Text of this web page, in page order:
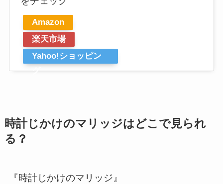
Amazon
楽天市場
Yahoo!ショッピン
グ
時計じかけのマリッジはどこで見られ
る？
『時計じかけのマリッジ』